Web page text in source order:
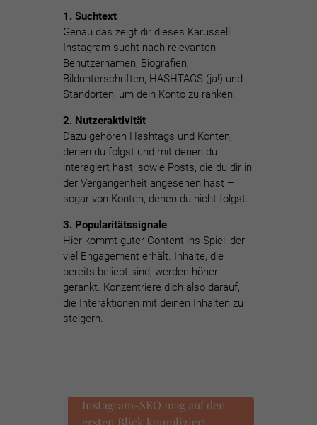
1. Suchtext
Genau das zeigt dir dieses Karussell.
Instagram sucht nach relevanten
Benutzernamen, Biografien,
Bildunterschriften, HASHTAGS (ja!) und
Standorten, um dein Konto zu ranken.
2. Nutzeraktivität
Dazu gehören Hashtags und Konten,
denen du folgst und mit denen du
interagiert hast, sowie Posts, die du dir in
der Vergangenheit angesehen hast –
sogar von Konten, denen du nicht folgst.
3. Popularitätssignale
Hier kommt guter Content ins Spiel, der
viel Engagement erhält. Inhalte, die
bereits beliebt sind, werden höher
gerankt. Konzentriere dich also darauf,
die Interaktionen mit deinen Inhalten zu
steigern.
Instagram-SEO mag auf den
ersten Blick kompliziert